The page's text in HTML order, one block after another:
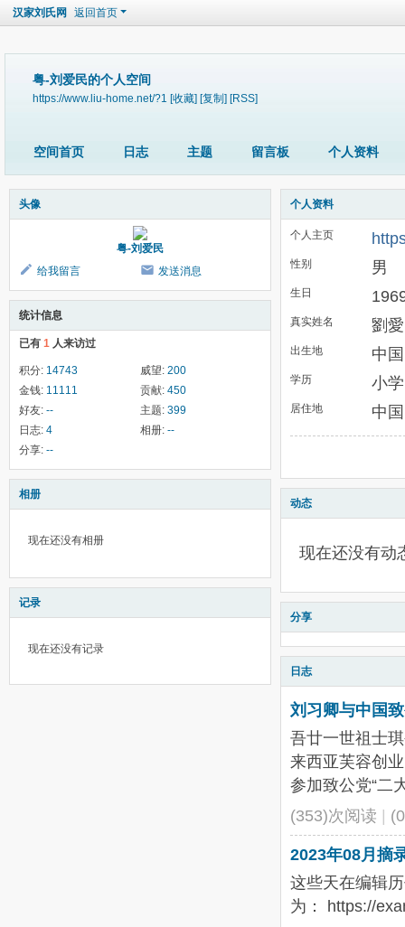
汉家刘氏网 返回首页
粤-刘爱民的个人空间
https://www.liu-home.net/?1 [收藏] [复制] [RSS]
空间首页 日志 主题 留言板 个人资料
头像
粤-刘爱民
给我留言
发送消息
统计信息
已有 1 人来访过
积分: 14743 威望: 200
金钱: 11111 贡献: 450
好友: -- 主题: 399
日志: 4 相册: --
分享: --
相册
现在还没有相册
记录
现在还没有记录
个人资料
个人主页
性别 男
生日
真实姓名 劉
出生地 中
学历 小学
居住地 中
动态
现在还没有动
分享
日志
刘习卿与中国
吾廿一世祖士
来西亚芙容创
参加致公党“二
(353)次阅读
2023年08月摘
这些天在编辑
为： https://